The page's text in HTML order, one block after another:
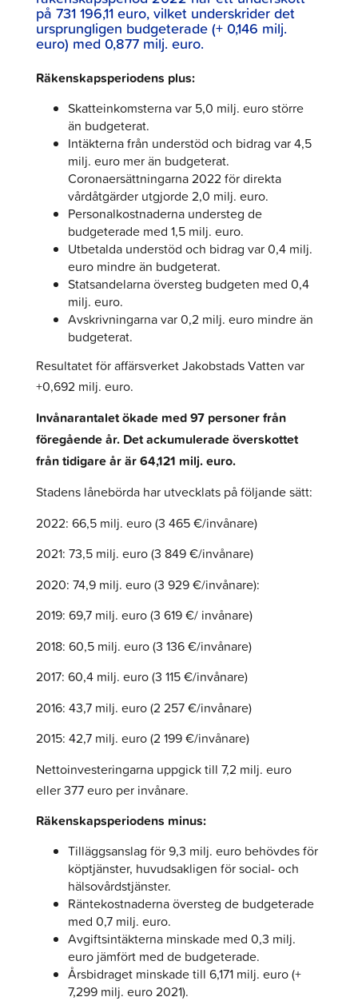
på 731 196,11 euro, vilket underskrider det
ursprungligen budgeterade (+ 0,146 milj.
euro) med 0,877 milj. euro.
Räkenskapsperiodens plus:
Skatteinkomsterna var 5,0 milj. euro större
än budgeterat.
Intäkterna från understöd och bidrag var 4,5
milj. euro mer än budgeterat.
Coronaersättningarna 2022 för direkta
vårdåtgärder utgjorde 2,0 milj. euro.
Personalkostnaderna understeg de
budgeterade med 1,5 milj. euro.
Utbetalda understöd och bidrag var 0,4 milj.
euro mindre än budgeterat.
Statsandelarna översteg budgeten med 0,4
milj. euro.
Avskrivningarna var 0,2 milj. euro mindre än
budgeterat.
Resultatet för affärsverket Jakobstads Vatten var
+0,692 milj. euro.
Invånarantalet ökade med 97 personer från
föregående år. Det ackumulerade överskottet
från tidigare år är 64,121 milj. euro.
Stadens lånebörda har utvecklats på följande sätt:
2022: 66,5 milj. euro (3 465 €/invånare)
2021: 73,5 milj. euro (3 849 €/invånare)
2020: 74,9 milj. euro (3 929 €/invånare):
2019: 69,7 milj. euro (3 619 €/ invånare)
2018: 60,5 milj. euro (3 136 €/invånare)
2017: 60,4 milj. euro (3 115 €/invånare)
2016: 43,7 milj. euro (2 257 €/invånare)
2015: 42,7 milj. euro (2 199 €/invånare)
Nettoinvesteringarna uppgick till 7,2 milj. euro
eller 377 euro per invånare.
Räkenskapsperiodens minus:
Tilläggsanslag för 9,3 milj. euro behövdes för
köptjänster, huvudsakligen för social- och
hälsovårdstjänster.
Räntekostnaderna översteg de budgeterade
med 0,7 milj. euro.
Avgiftsintäkterna minskade med 0,3 milj.
euro jämfört med de budgeterade.
Årsbidraget minskade till 6,171 milj. euro (+
7,299 milj. euro 2021).